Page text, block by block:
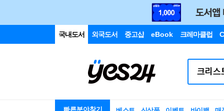
국내도서 외국도서 중고샵 eBook 크레마클럽
빠른분야찾기